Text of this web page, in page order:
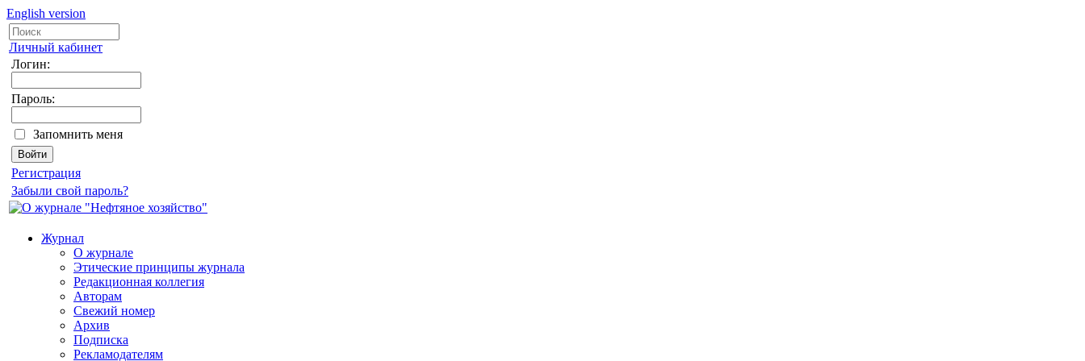
English version
Личный кабинет
Логин:
Пароль:
Запомнить меня
Регистрация
Забыли свой пароль?
Журнал
О журнале
Этические принципы журнала
Редакционная коллегия
Авторам
Свежий номер
Архив
Подписка
Рекламодателям